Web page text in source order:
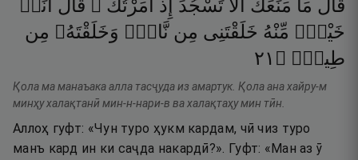
قَالَ مَا مَنَعَكَ أَلَّا تَسْجُدَ إِذْ أَمَرْتُكَ ۖ قَالَ أَنَا۠
خَيْرٌۭ مِّنْهُ خَلَقْتَنِى مِن نَّارٍۢ وَخَلَقْتَهُۥ مِن
طِينٍۢ ۝ ١٢
Қола ма манаъака алла тасҷуда из амартук. Қола ана хайру-м
минҳу халақтанӣ мин-н-нари-в ва халақтаҳу мин тӣн.
Аллоҳ гуфт: «Чун туро ҳукм кардам, чӣ чиз туро
манъ кард ин ки саҷда накардӣ?». Гуфт: «Ман аз ӯ